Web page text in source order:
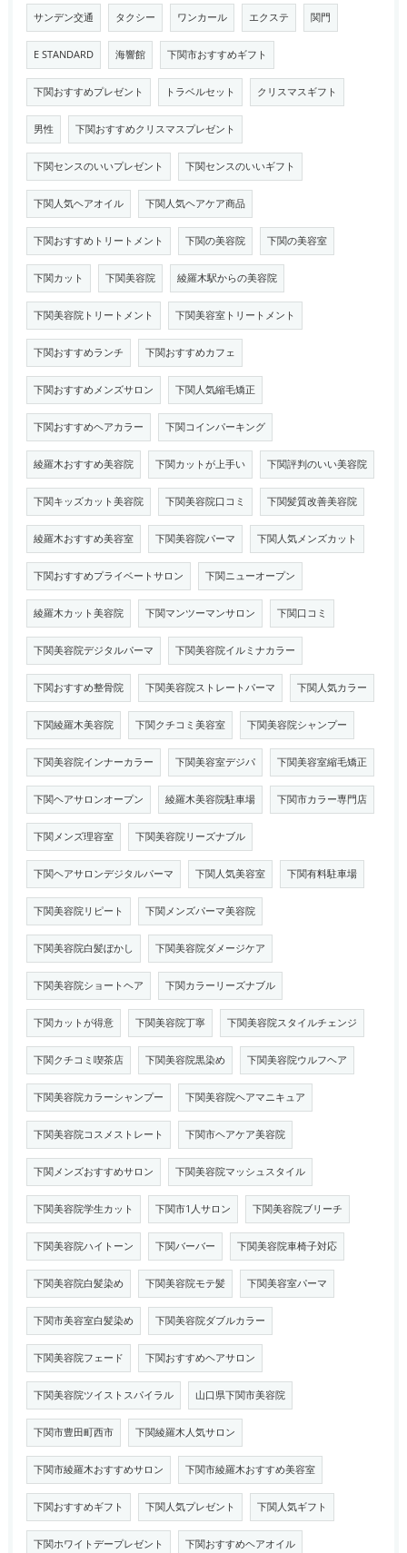
サンデン交通 タクシー ワンカール エクステ 関門
E STANDARD 海響館 下関市おすすめギフト
下関おすすめプレゼント トラベルセット クリスマスギフト
男性 下関おすすめクリスマスプレゼント
下関センスのいいプレゼント 下関センスのいいギフト
下関人気ヘアオイル 下関人気ヘアケア商品
下関おすすめトリートメント 下関の美容院 下関の美容室
下関カット 下関美容院 綾羅木駅からの美容院
下関美容院トリートメント 下関美容室トリートメント
下関おすすめランチ 下関おすすめカフェ
下関おすすめメンズサロン 下関人気縮毛矯正
下関おすすめヘアカラー 下関コインパーキング
綾羅木おすすめ美容院 下関カットが上手い 下関評判のいい美容院
下関キッズカット美容院 下関美容院口コミ 下関髪質改善美容院
綾羅木おすすめ美容室 下関美容院パーマ 下関人気メンズカット
下関おすすめプライベートサロン 下関ニューオープン
綾羅木カット美容院 下関マンツーマンサロン 下関口コミ
下関美容院デジタルパーマ 下関美容院イルミナカラー
下関おすすめ整骨院 下関美容院ストレートパーマ 下関人気カラー
下関綾羅木美容院 下関クチコミ美容室 下関美容院シャンプー
下関美容院インナーカラー 下関美容室デジパ 下関美容室縮毛矯正
下関ヘアサロンオープン 綾羅木美容院駐車場 下関市カラー専門店
下関メンズ理容室 下関美容院リーズナブル
下関ヘアサロンデジタルパーマ 下関人気美容室 下関有料駐車場
下関美容院リピート 下関メンズパーマ美容院
下関美容院白髪ぼかし 下関美容院ダメージケア
下関美容院ショートヘア 下関カラーリーズナブル
下関カットが得意 下関美容院丁寧 下関美容院スタイルチェンジ
下関クチコミ喫茶店 下関美容院黒染め 下関美容院ウルフヘア
下関美容院カラーシャンプー 下関美容院ヘアマニキュア
下関美容院コスメストレート 下関市ヘアケア美容院
下関メンズおすすめサロン 下関美容院マッシュスタイル
下関美容院学生カット 下関市1人サロン 下関美容院ブリーチ
下関美容院ハイトーン 下関バーバー 下関美容院車椅子対応
下関美容院白髪染め 下関美容院モテ髪 下関美容室パーマ
下関市美容室白髪染め 下関美容院ダブルカラー
下関美容院フェード 下関おすすめヘアサロン
下関美容院ツイストスパイラル 山口県下関市美容院
下関市豊田町西市 下関綾羅木人気サロン
下関市綾羅木おすすめサロン 下関市綾羅木おすすめ美容室
下関おすすめギフト 下関人気プレゼント 下関人気ギフト
下関ホワイトデープレゼント 下関おすすめヘアオイル